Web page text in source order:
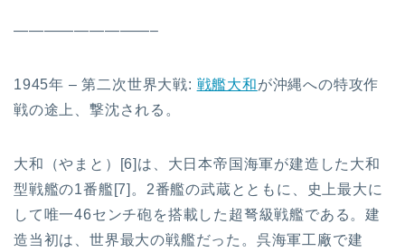
—————————–
1945年 – 第二次世界大戦: 戦艦大和が沖縄への特攻作
戦の途上、撃沈される。
大和（やまと）[6]は、大日本帝国海軍が建造した大和
型戦艦の1番艦[7]。2番艦の武蔵とともに、史上最大に
して唯一46センチ砲を搭載した超弩級戦艦である。建
造当初は、世界最大の戦艦だった。呉海軍工廠で建